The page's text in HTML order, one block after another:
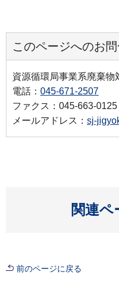
このページへのお
資源循環局事業系廃棄物
電話： 045-671-2507
ファクス：045-663-0125
メールアドレス： sj-
関連ペ
前のページに戻る